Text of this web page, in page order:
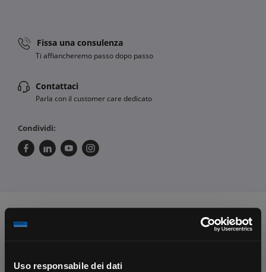
Uso responsabile dei dati
Fissa una consulenza
Ti affiancheremo passo dopo passo
Contattaci
Parla con il customer care dedicato
Condividi:
Chiedi ai nostri tecnici